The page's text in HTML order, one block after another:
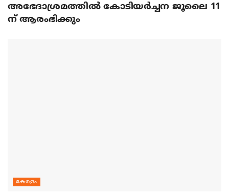
അഭേദാശ്രമത്തില്‍ കോടിയര്‍ച്ചന ജൂലൈ 11
ന് ആരംഭിക്കും
കേരളം